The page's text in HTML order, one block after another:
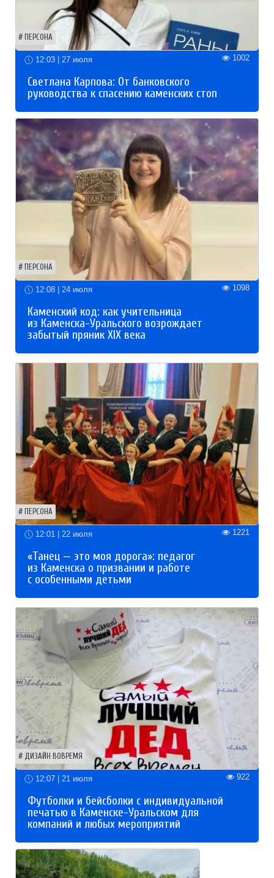
ПЕРСОНА
12:03 | 27 июля 1002
Светлана Карпова: От банковского
руководства к спасению каменских стоп
ПЕРСОНА
12:08 | 24 июля 1098
Каменский код: как учительница
из Каменска-Уральского возрождает
забытый пряник XIX века
ПЕРСОНА
12:01 | 22 июля 1221
«Танец — это моя дорога»: педагог
из Каменска о призвании и работе
с особенными детьми
ДИЗАЙН ВОВРЕМЯ
12:07 | 21 июля 922
Футболки и бейсболки с индивидуальной
печатью в Каменске-Уральском для
компаний и любых мероприятий